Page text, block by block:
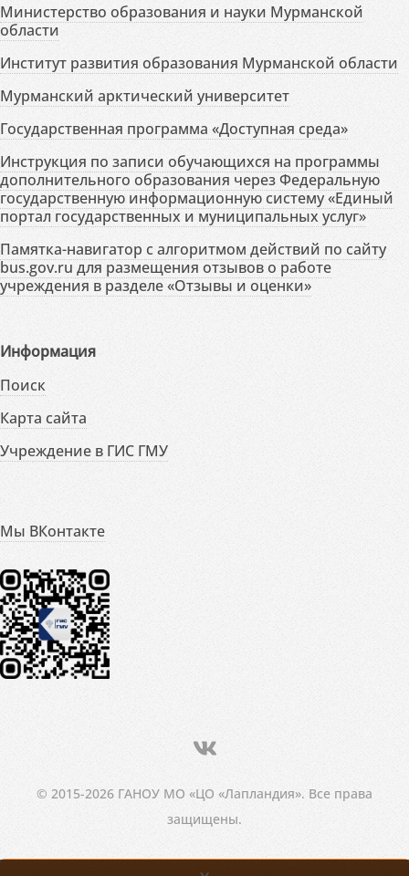
Министерство образования и науки Мурманской
области
Институт развития образования Мурманской области
Мурманский арктический университет
Государственная программа «Доступная среда»
Инструкция по записи обучающихся на программы
дополнительного образования через Федеральную
государственную информационную систему «Единый
портал государственных и муниципальных услуг»
Памятка-навигатор с алгоритмом действий по сайту
bus.gov.ru для размещения отзывов о работе
учреждения в разделе «Отзывы и оценки»
Информация
Поиск
Карта сайта
Учреждение в ГИС ГМУ
Мы ВКонтакте
© 2015-2026 ГАНОУ МО «ЦО «Лапландия». Все права
защищены.